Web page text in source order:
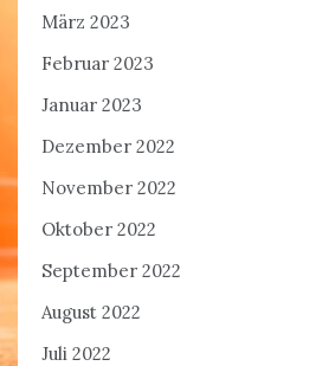
März 2023
Februar 2023
Januar 2023
Dezember 2022
November 2022
Oktober 2022
September 2022
August 2022
Juli 2022